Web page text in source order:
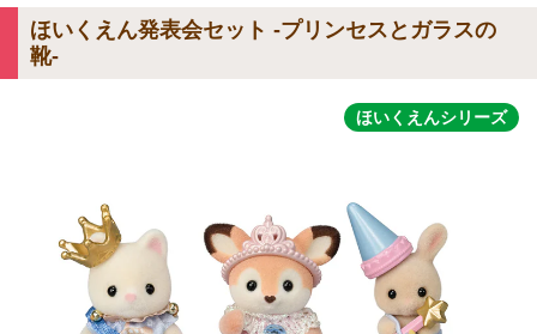
ほいくえん発表会セット -プリンセスとガラスの
靴-
ほいくえんシリーズ